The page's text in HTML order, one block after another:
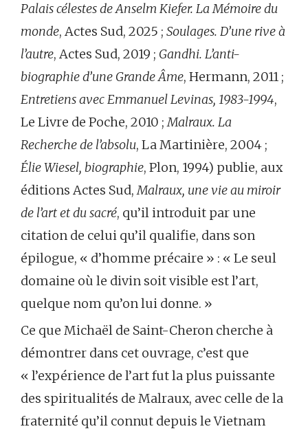
Palais célestes de Anselm Kiefer. La Mémoire du
monde, Actes Sud, 2025 ; Soulages. D’une rive à
l’autre, Actes Sud, 2019 ; Gandhi. L’anti-
biographie d’une Grande Âme, Hermann, 2011 ;
Entretiens avec Emmanuel Levinas, 1983-1994,
Le Livre de Poche, 2010 ;Malraux. La
Recherche de l’absolu, La Martinière, 2004 ;
Élie Wiesel, biographie, Plon, 1994) publie, aux
éditions Actes Sud,Malraux, une vie au miroir
de l’art et du sacré, qu’il introduit par une
citation de celui qu’il qualifie, dans son
épilogue, « d’homme précaire » : « Le seul
domaine où le divin soit visible est l’art,
quelque nom qu’on lui donne. »
Ce que Michaël de Saint-Cheron cherche à
démontrer dans cet ouvrage, c’est que
« l’expérience de l’art fut la plus puissante
des spiritualités de Malraux, avec celle de la
fraternité qu’il connut depuis le Vietnam